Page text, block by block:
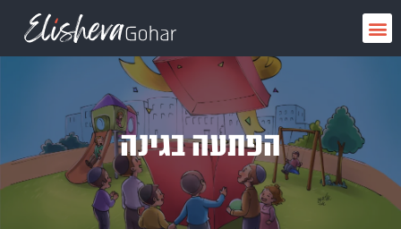
לתוכן תפריט
הפתעה בגינה